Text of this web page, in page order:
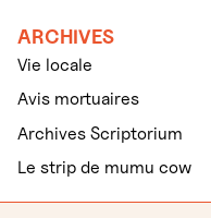
ARCHIVES
Vie locale
Avis mortuaires
Archives Scriptorium
Le strip de mumu cow